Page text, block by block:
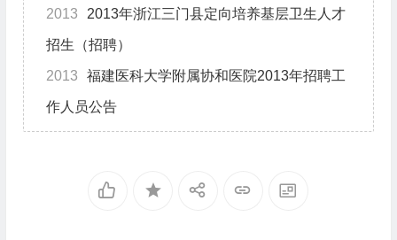
2013 2013年浙江三门县定向培养基层卫生人才
招生（招聘）
2013 福建医科大学附属协和医院2013年招聘工
作人员公告